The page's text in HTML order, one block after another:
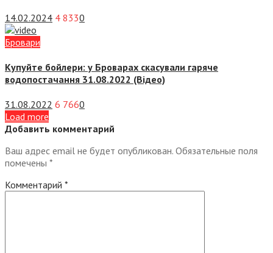
14.02.2024 4 8330
Бровари
Купуйте бойлери: у Броварах скасували гаряче
водопостачання 31.08.2022 (Відео)
31.08.2022 6 7660
Load more
Добавить комментарий
Ваш адрес email не будет опубликован. Обязательные поля
помечены *
Комментарий *